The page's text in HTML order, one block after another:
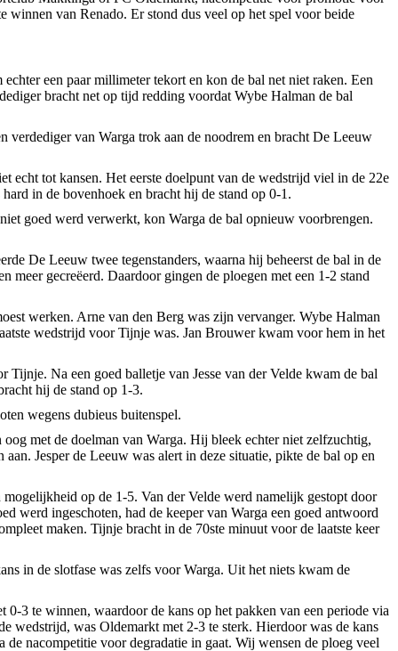
winnen van Renado. Er stond dus veel op het spel voor beide
een paar millimeter tekort en kon de bal net niet raken. Een
bracht net op tijd redding voordat Wybe Halman de bal
verdediger van Warga trok aan de noodrem en bracht De Leeuw
echt tot kansen. Het eerste doelpunt van de wedstrijd viel in de 22e
in de bovenhoek en bracht hij de stand op 0-1.
goed werd verwerkt, kon Warga de bal opnieuw voorbrengen.
De Leeuw twee tegenstanders, waarna hij beheerst de bal in de
meer gecreëerd. Daardoor gingen de ploegen met een 1-2 stand
werken. Arne van den Berg was zijn vervanger. Wybe Halman
wedstrijd voor Tijnje was. Jan Brouwer kwam voor hem in het
Na een goed balletje van Jesse van der Velde kwam de bal
hij de stand op 1-3.
wegens dubieus buitenspel.
met de doelman van Warga. Hij bleek echter niet zelfzuchtig,
Jesper de Leeuw was alert in deze situatie, pikte de bal op en
op de 1-5. Van der Velde werd namelijk gestopt door
werd ingeschoten, had de keeper van Warga een goed antwoord
maken. Tijnje bracht in de 70ste minuut voor de laatste keer
in de slotfase was zelfs voor Warga. Uit het niets kwam de
3 te winnen, waardoor de kans op het pakken van een periode via
was Oldemarkt met 2-3 te sterk. Hierdoor was de kans
nacompetitie voor degradatie in gaat. Wij wensen de ploeg veel